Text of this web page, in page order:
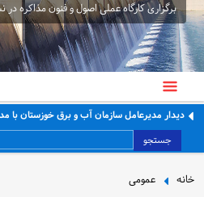
برگزاری کارگاه عملی اصول و فنون مذاکره در نشست ۱۴۷ کافه
دیدار مدیرعامل سازمان آب و برق خوزستان با
جستجو
خانه عمومی